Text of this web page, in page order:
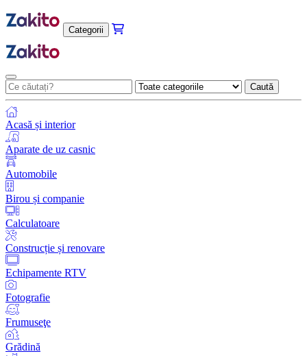
Categorii
Caută
Acasă și interior
Aparate de uz casnic
Automobile
Birou și companie
Calculatoare
Construcție și renovare
Echipamente RTV
Fotografie
Frumuseţe
Grădină